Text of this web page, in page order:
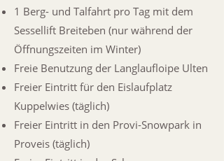
1 Berg- und Talfahrt pro Tag mit dem
Sessellift Breiteben (nur während der
Öffnungszeiten im Winter)
Freie Benutzung der Langlaufloipe Ulten
Freier Eintritt für den Eislaufplatz
Kuppelwies (täglich)
Freier Eintritt in den Provi-Snowpark in
Proveis (täglich)